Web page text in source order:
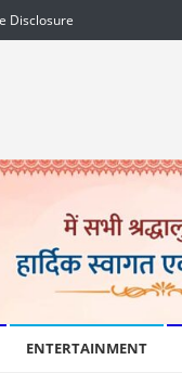
Disclosure
ENTERTAINMENT